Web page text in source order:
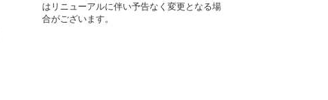
はリニューアルに伴い予告なく変更となる場
合がございます。